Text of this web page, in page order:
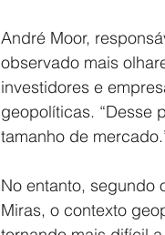
André Moor,
observado mais
investidores e
geopolíticas. “Desse
tamanho de
No entanto, segundo
Miras, o contexto